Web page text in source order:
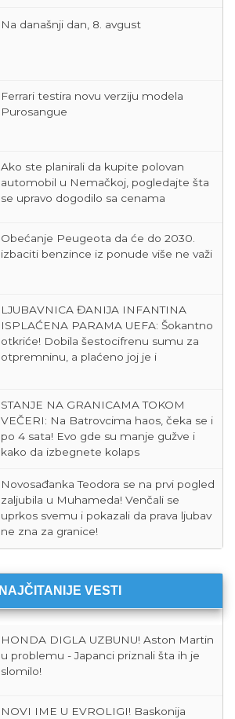
Na današnji dan, 8. avgust
Ferrari testira novu verziju modela
Purosangue
Ako ste planirali da kupite polovan
automobil u Nemačkoj, pogledajte šta
se upravo dogodilo sa cenama
Obećanje Peugeota da će do 2030.
izbaciti benzince iz ponude više ne važi
LJUBAVNICA ĐANIJA INFANTINA
ISPLAĆENA PARAMA UEFA: Šokantno
otkriće! Dobila šestocifrenu sumu za
otpremninu, a plaćeno joj je i
STANJE NA GRANICAMA TOKOM
VEČERI: Na Batrovcima haos, čeka se i
po 4 sata! Evo gde su manje gužve i
kako da izbegnete kolaps
Novosađanka Teodora se na prvi pogled
zaljubila u Muhameda! Venčali se
uprkos svemu i pokazali da prava ljubav
ne zna za granice!
NAJČITANIJE VESTI
HONDA DIGLA UZBUNU! Aston Martin
u problemu - Japanci priznali šta ih je
slomilo!
NOVI IME U EVROLIGI! Baskonija